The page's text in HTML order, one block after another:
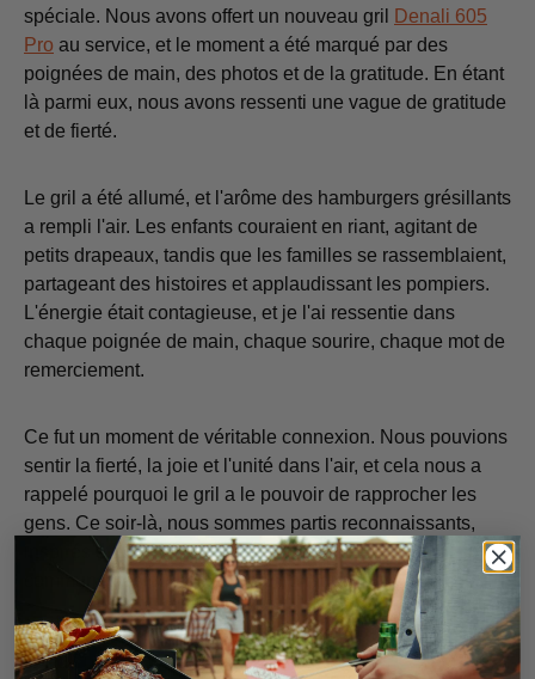
spéciale. Nous avons offert un nouveau gril
Denali 605
Pro au service, et le moment a été marqué par des
poignées de main, des photos et de la gratitude. En étant
là parmi eux, nous avons ressenti une vague de gratitude
et de fierté.
Le gril a été allumé, et l'arôme des hamburgers grésillants
a rempli l'air. Les enfants couraient en riant, agitant de
petits drapeaux, tandis que les familles se rassemblaient,
partageant des histoires et applaudissant les pompiers.
L'énergie était contagieuse, et je l'ai ressentie dans
chaque poignée de main, chaque sourire, chaque mot de
remerciement.
Ce fut un moment de véritable connexion. Nous pouvions
sentir la fierté, la joie et l'unité dans l'air, et cela nous a
rappelé pourquoi le gril a le pouvoir de rapprocher les
gens. Ce soir-là, nous sommes partis reconnaissants,
inspirés et encore plus engagés à soutenir les
communautés qui donnent tant chaque jour.
Construire une communauté